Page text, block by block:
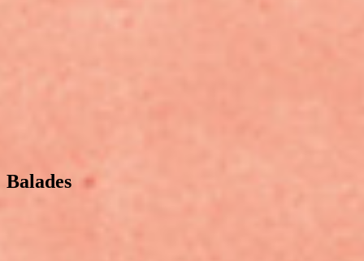
Balades